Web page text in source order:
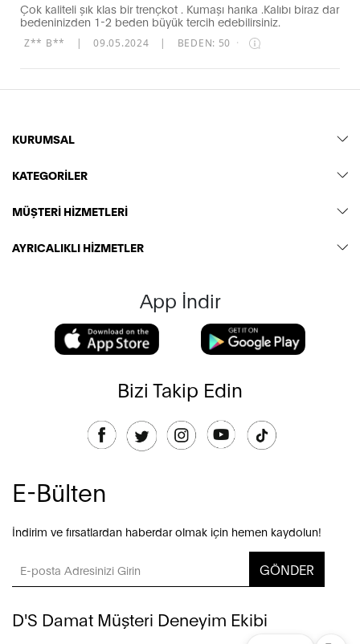
Çok kaliteli şık klas bir trençkot . Kumaşı harıka .Kalıbı biraz dar
bedeninizden 1-2 beden büyük tercih edebilirsiniz.
Z** B** | 09.05.2024 | BEDEN: 50 ·
KURUMSAL
KATEGORİLER
MÜŞTERİ HİZMETLERİ
AYRICALIKLI HİZMETLER
App İndir
Bizi Takip Edin
E-Bülten
İndirim ve fırsatlardan haberdar olmak için hemen kaydolun!
GÖNDER
D'S Damat Müşteri Deneyim Ekibi